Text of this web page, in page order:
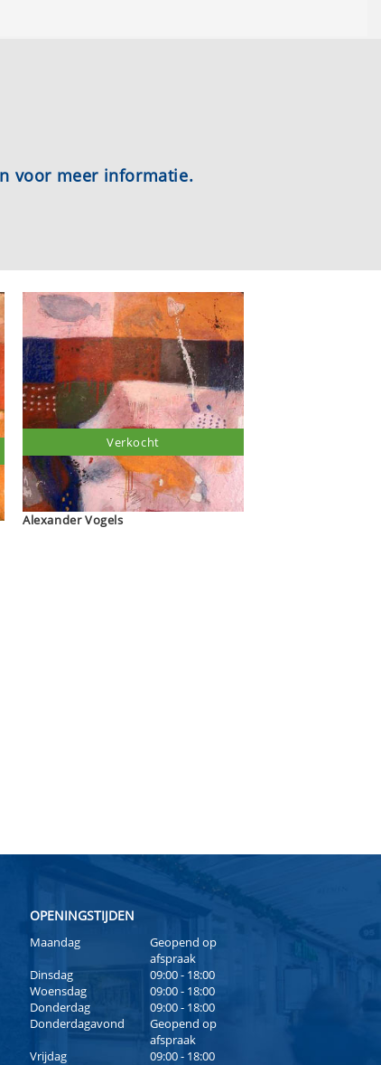
voor meer informatie.
Alexander Vogels
Verkocht
OPENINGSTIJDEN
Maandag
Geopend op
afspraak
Dinsdag
09:00 - 18:00
Woensdag
09:00 - 18:00
Donderdag
09:00 - 18:00
Donderdagavond
Geopend op
afspraak
Vrijdag
09:00 - 18:00